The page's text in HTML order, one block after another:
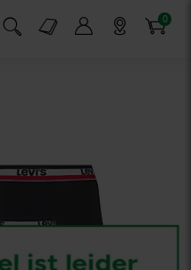
Suchfeld einblenden
Markt-Angebote 0
Artikel